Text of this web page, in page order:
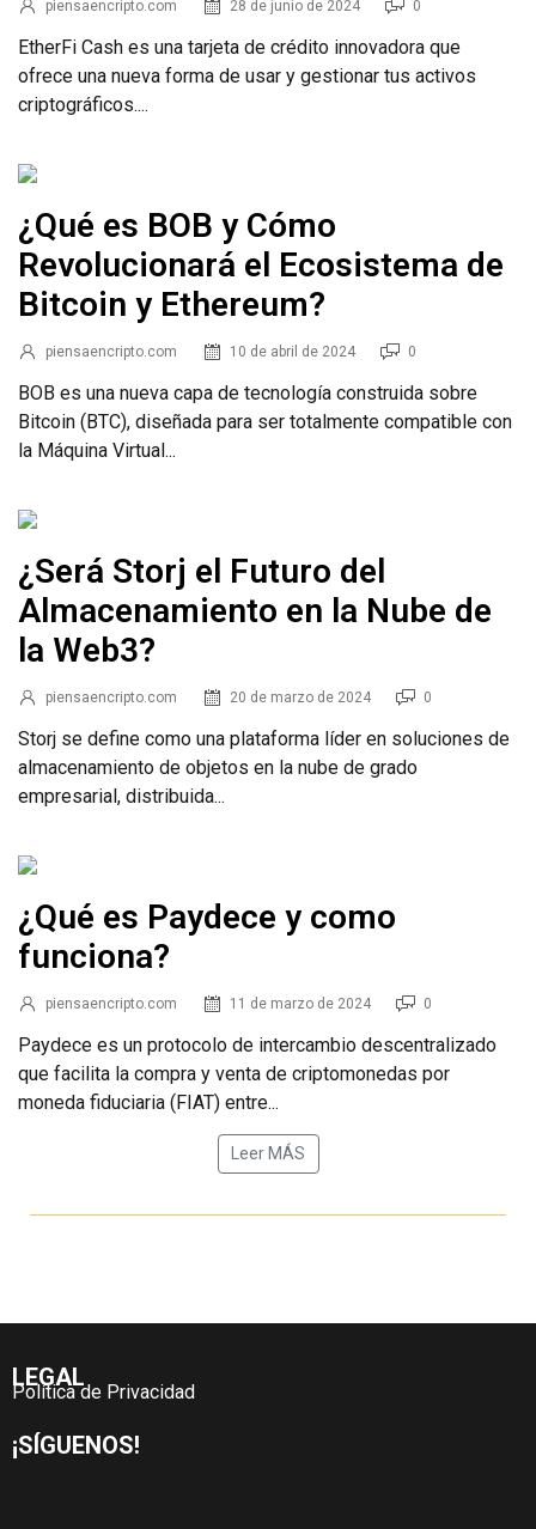
piensaencripto.com 28 de junio de 2024 0
EtherFi Cash es una tarjeta de crédito innovadora que
ofrece una nueva forma de usar y gestionar tus activos
criptográficos....
¿Qué es BOB y Cómo
Revolucionará el Ecosistema de
Bitcoin y Ethereum?
piensaencripto.com 10 de abril de 2024 0
BOB es una nueva capa de tecnología construida sobre
Bitcoin (BTC), diseñada para ser totalmente compatible con
la Máquina Virtual...
¿Será Storj el Futuro del
Almacenamiento en la Nube de
la Web3?
piensaencripto.com 20 de marzo de 2024 0
Storj se define como una plataforma líder en soluciones de
almacenamiento de objetos en la nube de grado
empresarial, distribuida...
¿Qué es Paydece y como
funciona?
piensaencripto.com 11 de marzo de 2024 0
Paydece es un protocolo de intercambio descentralizado
que facilita la compra y venta de criptomonedas por
moneda fiduciaria (FIAT) entre...
Leer MÁS
LEGAL
Política de Privacidad
¡SÍGUENOS!